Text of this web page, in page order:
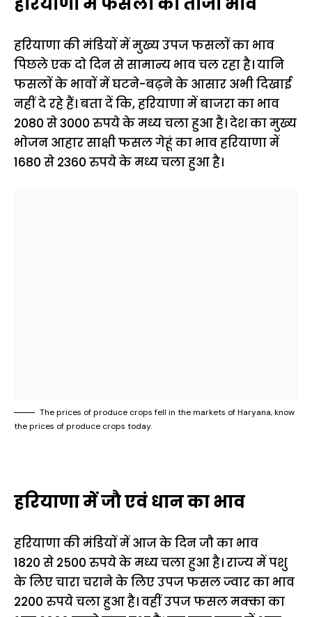
हरियाणा की मंडियाें में मुख्य उपज फसलाें का भाव
पिछले एक दाे दिन से सामान्य भाव चल रहा है। यानि
फसलाें के भावाें में घटने-बढ़ने के आसार अभी दिखाई
नहीं दे रहे हैं। बता दें कि, हरियाणा में बाजरा का भाव
2080 से 3000 रुपये के मध्य चला हुआ है। देश का मुख्य
भाेजन आहार साक्षी फसल गेहूं का भाव हरियाणा में
1680 से 2360 रुपये के मध्य चला हुआ है।
The prices of produce crops fell in the markets of Haryana, know
the prices of produce crops today.
हरियाणा में जाै एवं धान का भाव
हरियाणा की मंडियाें में आज के दिन जाै का भाव
1820 से 2500 रुपये के मध्य चला हुआ है। राज्य में पशु
के लिए चारा चराने के लिए उपज फसल ज्वार का भाव
2200 रुपये चला हुआ है। वहीं उपज फसल मक्का का